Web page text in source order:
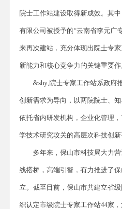
院士工作站建设取得新成效。其
有限公司被授予的“云南省李元广
来再次建站，充分体现出院士专
新能力和核心竞争力的关键重要作
&shy;院士专家工作站系政府
创新需求为导向，以两院院士、
依托省内研发机构，企业化管理
学技术研究攻关的高层次科技创新
多年来，保山市科技局大力
线搭桥，高端引智，有力推进了
立。截至目前，保山市共建立省
织认定市级院士专家工作站44家